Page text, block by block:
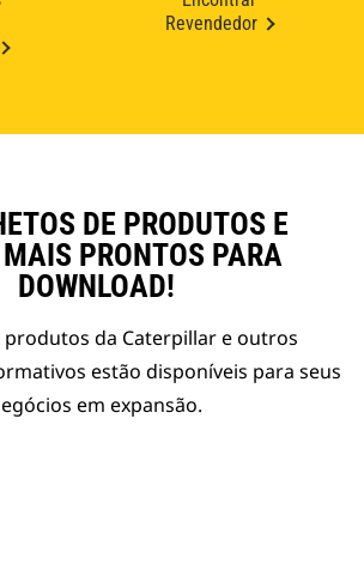
Revendedor
DE PRODUTOS E
PRONTOS PARA
DOWNLOAD!
produtos da Caterpillar e outros
estão disponíveis para seus
em expansão.